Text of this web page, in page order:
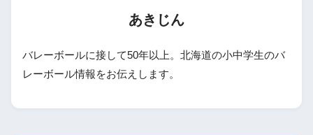
あきじん
バレーボールに接して50年以上。北海道の小中学生のバ
レーボール情報をお伝えします。